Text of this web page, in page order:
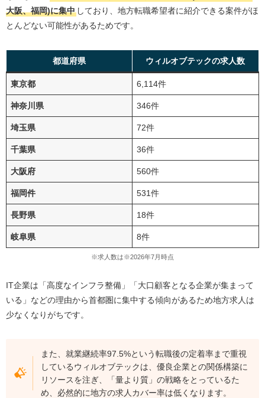
大阪、福岡)に集中しており、地方転職希望者に紹介できる案件がほ
とんどない可能性があるためです。
都道府県 ウィルオブテックの求人数
東京都 6,114件
神奈川県 346件
埼玉県 72件
千葉県 36件
大阪府 560件
福岡件 531件
長野県 18件
岐阜県 8件
※求人数は※2026年7月時点
IT企業は「高度なインフラ整備」「大口顧客となる企業が集まって
いる」などの理由から首都圏に集中する傾向があるため地方求人は
少なくなりがちです。
また、就業継続率97.5%という転職後の定着率まで重視
しているウィルオブテックは、優良企業との関係構築に
リソースを注ぎ、「量より質」の戦略をとっているた
め、必然的に地方の求人カバー率は低くなります。